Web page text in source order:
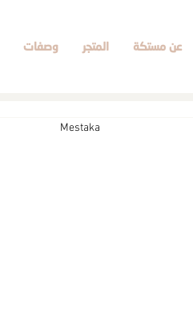
وصفات المتجر عن مستكة
Mestaka